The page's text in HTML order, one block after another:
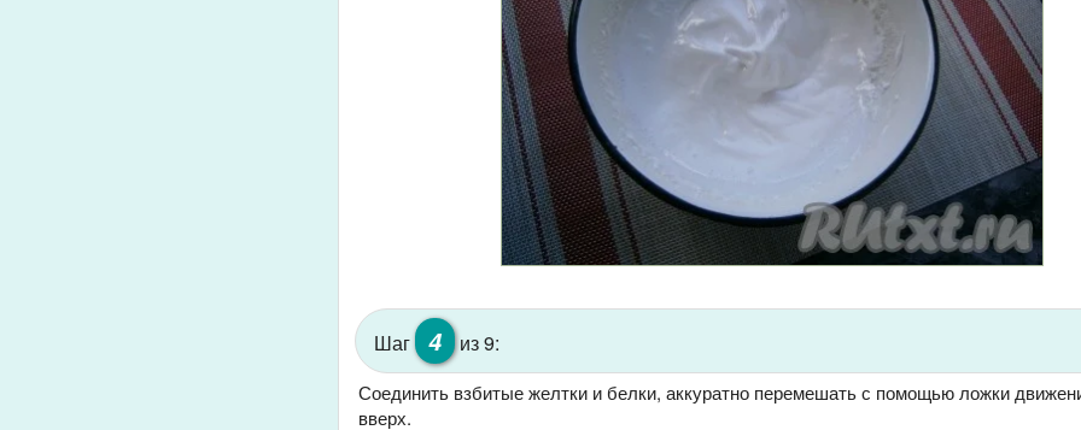
Шаг 4 из 9:
Соединить взбитые желтки и белки, аккуратно перемешать с помощью ложки
вверх.